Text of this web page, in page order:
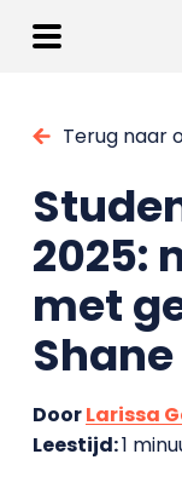
Terug naar
2025:
met
Shane
DoorLarissa
Leestijd:1